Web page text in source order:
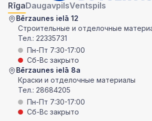
RīgaDaugavpilsVentspils
Bērzaunes ielā 12
Строительные и отделочные
Тел.: 22335731
Пн-Пт 7:30-17:00
Сб-Вс закрыто
Bērzaunes ielā 8a
Краски и отделочные материалы
Тел.: 28684205
Пн-Пт 7:30-17:00
Сб-Вс закрыто